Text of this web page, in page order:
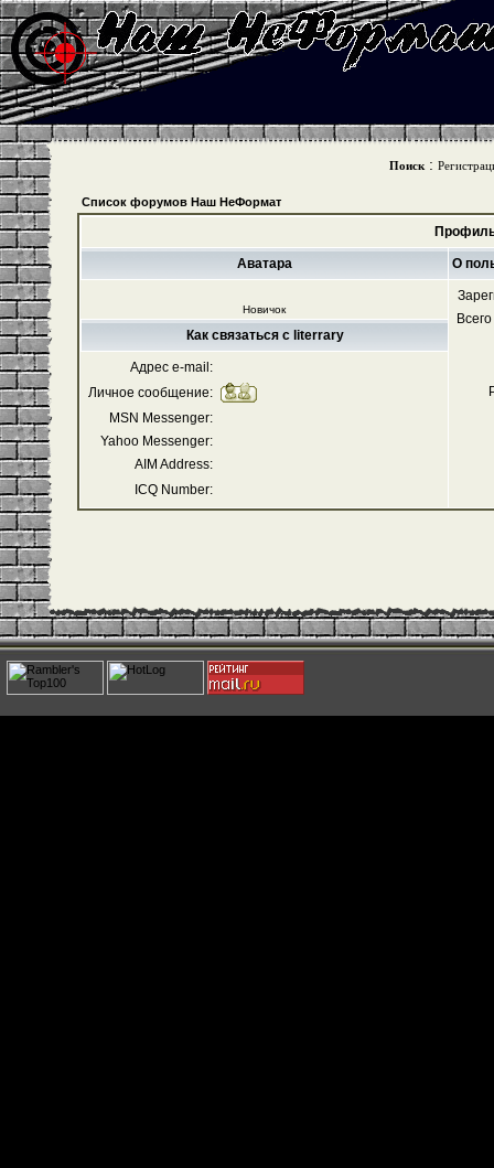
Поиск :
Список форумов Наш НеФормат
Аватара О
Новичок
Как связаться с literrary
Адрес e-mail:
Личное сообщение:
MSN Messenger:
Yahoo Messenger:
AIM Address:
ICQ Number: